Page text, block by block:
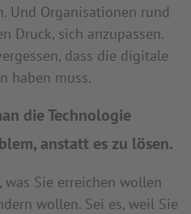
Und Organisationen rund
Druck, sich anzupassen.
dass die digitale
haben muss.
die Technologie
anstatt es zu lösen.
was Sie erreichen wollen
wollen. Sei es, weil Sie